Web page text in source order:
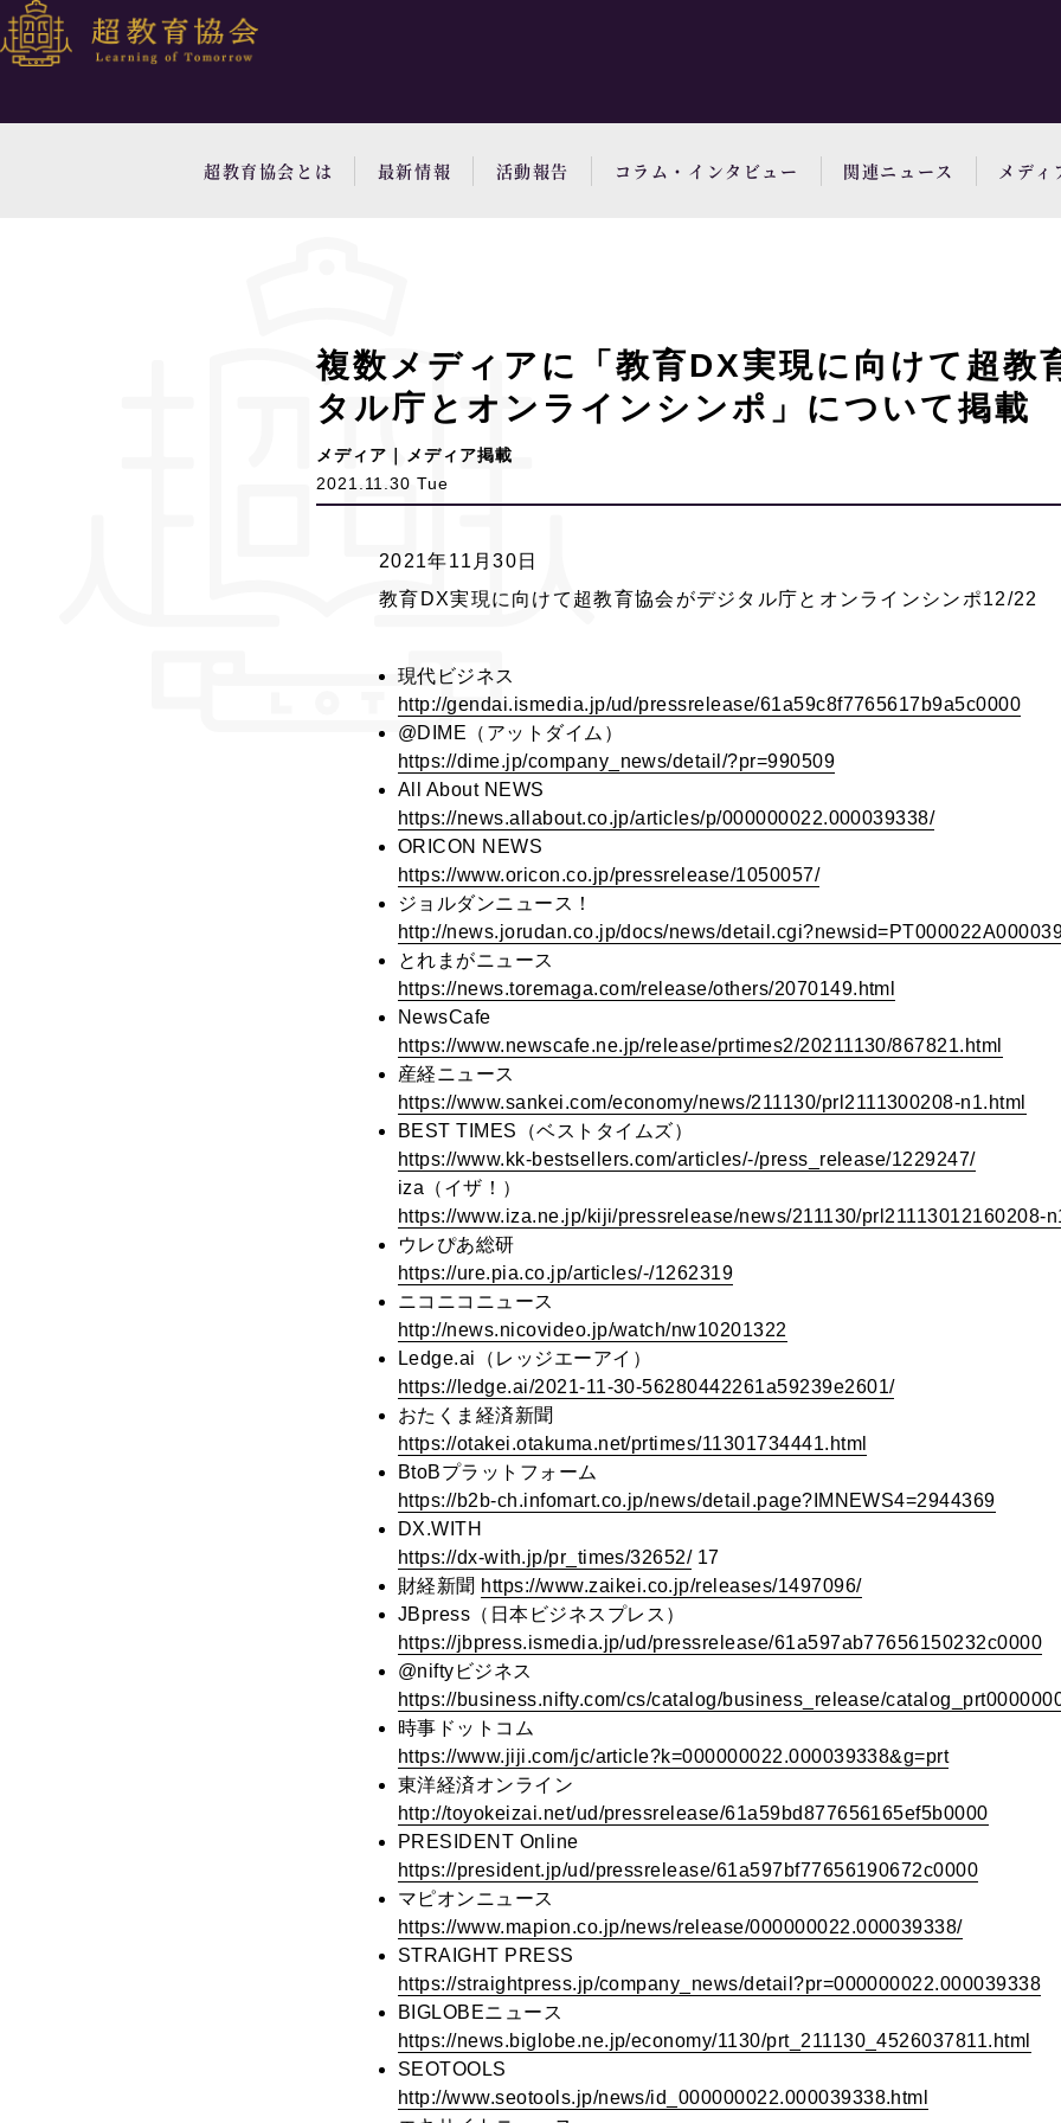
超教育協会とは 最新情報 活動報告 コラム・インタビュー 関連ニュース メディ
複数メディアに「教育DX実現に向けて超教
タル庁とオンラインシンポ」について掲載
メディア｜メディア掲載
2021.11.30 Tue
2021年11月30日
教育DX実現に向けて超教育協会がデジタル庁とオンラインシンポ12/22
現代ビジネス
http://gendai.ismedia.jp/ud/pressrelease/61a59c8f7765617b9a5c0000
@DIME（アットダイム）
https://dime.jp/company_news/detail/?pr=990509
All About NEWS
https://news.allabout.co.jp/articles/p/000000022.000039338/
ORICON NEWS
https://www.oricon.co.jp/pressrelease/1050057/
ジョルダンニュース！
http://news.jorudan.co.jp/docs/news/
とれまがニュース
https://news.toremaga.com/release/others/2070149.html
NewsCafe
https://www.newscafe.ne.jp/release/prtimes2/20211130/867821.html
産経ニュース
https://www.sankei.com/economy/news/211130/prl2111300208-n1.html
BEST TIMES（ベストタイムズ）
https://www.kk-bestsellers.com/articles/-/press_release/1229247/
iza（イザ！）
https://www.iza.ne.jp/kiji/pressrelease/news/211130/prl21113012160208-
ウレぴあ総研
https://ure.pia.co.jp/articles/-/1262319
ニコニコニュース
http://news.nicovideo.jp/watch/nw10201322
Ledge.ai（レッジエーアイ）
https://ledge.ai/2021-11-30-56280442261a59239e2601/
おたくま経済新聞
https://otakei.otakuma.net/prtimes/11301734441.html
BtoBプラットフォーム
https://b2b-ch.infomart.co.jp/news/detail.page?IMNEWS4=2944369
DX.WITH
https://dx-with.jp/pr_times/32652/17
財経新聞 https://www.zaikei.co.jp/releases/1497096/
JBpress（日本ビジネスプレス）
https://jbpress.ismedia.jp/ud/pressrelease/61a597ab77656150232c0000
@niftyビジネス
https://business.nifty.com/cs/catalog/business_release/
時事ドットコム
https://www.jiji.com/jc/article?k=000000022.000039338&g=prt
東洋経済オンライン
http://toyokeizai.net/ud/pressrelease/61a59bd877656165ef5b0000
PRESIDENT Online
https://president.jp/ud/pressrelease/61a597bf77656190672c0000
マピオンニュース
https://www.mapion.co.jp/news/release/000000022.000039338/
STRAIGHT PRESS
https://straightpress.jp/company_news/detail?pr=000000022.000039338
BIGLOBEニュース
https://news.biglobe.ne.jp/economy/1130/prt_211130_4526037811.html
SEOTOOLS
http://www.seotools.jp/news/id_000000022.000039338.html